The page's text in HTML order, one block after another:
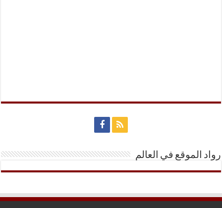
رواد الموقع في العالم